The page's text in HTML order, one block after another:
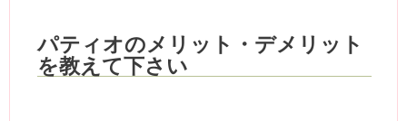
パティオのメリット・デメリット
を教えて下さい